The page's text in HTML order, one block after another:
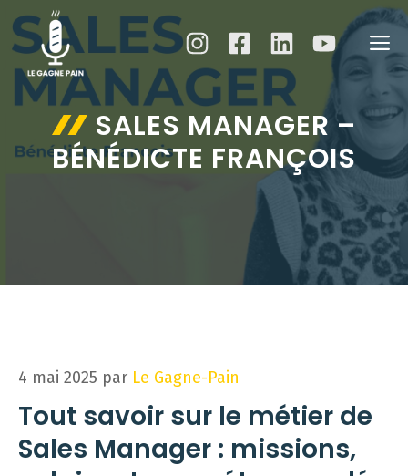
Aller
au
contenu
SALES MANAGER –
BÉNÉDICTE FRANÇOIS
4 mai 2025 par Le Gagne-Pain
Tout savoir sur le métier de
Sales Manager : missions,